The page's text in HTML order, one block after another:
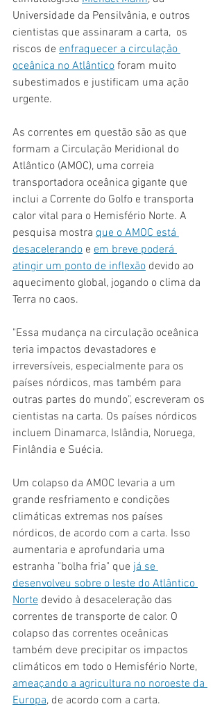
Universidade da Pensilvânia, e outros
cientistas que assinaram a carta,  os
riscos de enfraquecer a circulação
oceânica no Atlântico foram muito
subestimados e justificam uma ação
urgente.
As correntes em questão são as que
formam a Circulação Meridional do
Atlântico (AMOC), uma correia
transportadora oceânica gigante que
inclui a Corrente do Golfo e transporta
calor vital para o Hemisfério Norte. A
pesquisa mostra que o AMOC está
desacelerando e em breve poderá
atingir um ponto de inflexão devido ao
aquecimento global, jogando o clima da
Terra no caos.
"Essa mudança na circulação oceânica
teria impactos devastadores e
irreversíveis, especialmente para os
países nórdicos, mas também para
outras partes do mundo", escreveram os
cientistas na carta. Os países nórdicos
incluem Dinamarca, Islândia, Noruega,
Finlândia e Suécia.
Um colapso da AMOC levaria a um
grande resfriamento e condições
climáticas extremas nos países
nórdicos, de acordo com a carta. Isso
aumentaria e aprofundaria uma
estranha "bolha fria" que já se
desenvolveu sobre o leste do Atlântico
Norte devido à desaceleração das
correntes de transporte de calor. O
colapso das correntes oceânicas
também deve precipitar os impactos
climáticos em todo o Hemisfério Norte,
ameaçando a agricultura no noroeste da
Europa, de acordo com a carta.